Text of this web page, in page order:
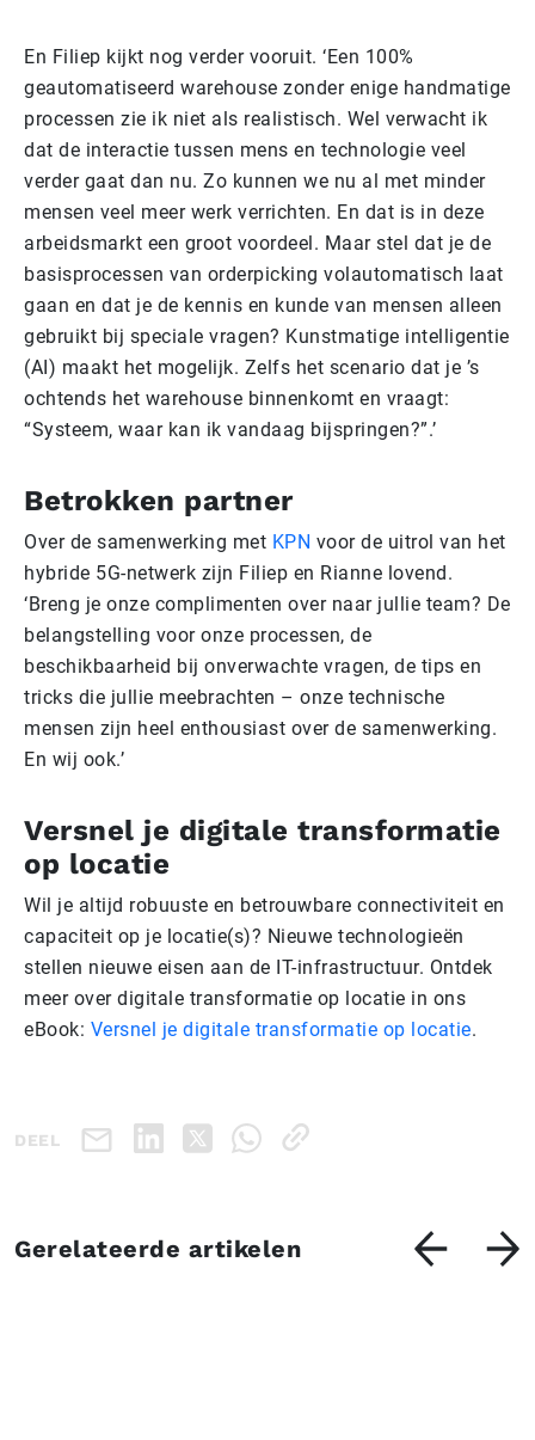
En Filiep kijkt nog verder vooruit. ‘Een 100%
geautomatiseerd warehouse zonder enige handmatige
processen zie ik niet als realistisch. Wel verwacht ik
dat de interactie tussen mens en technologie veel
verder gaat dan nu. Zo kunnen we nu al met minder
mensen veel meer werk verrichten. En dat is in deze
arbeidsmarkt een groot voordeel. Maar stel dat je de
basisprocessen van orderpicking volautomatisch laat
gaan en dat je de kennis en kunde van mensen alleen
gebruikt bij speciale vragen? Kunstmatige intelligentie
(AI) maakt het mogelijk. Zelfs het scenario dat je ’s
ochtends het warehouse binnenkomt en vraagt:
“Systeem, waar kan ik vandaag bijspringen?”.’
Betrokken partner
Over de samenwerking met KPN voor de uitrol van het
hybride 5G-netwerk zijn Filiep en Rianne lovend.
‘Breng je onze complimenten over naar jullie team? De
belangstelling voor onze processen, de
beschikbaarheid bij onverwachte vragen, de tips en
tricks die jullie meebrachten – onze technische
mensen zijn heel enthousiast over de samenwerking.
En wij ook.’
Versnel je digitale transformatie
op locatie
Wil je altijd robuuste en betrouwbare connectiviteit en
capaciteit op je locatie(s)? Nieuwe technologieën
stellen nieuwe eisen aan de IT-infrastructuur. Ontdek
meer over digitale transformatie op locatie in ons
eBook: Versnel je digitale transformatie op locatie.
DEEL
Gerelateerde artikelen